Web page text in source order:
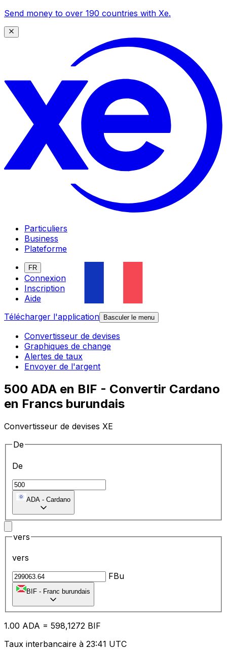
Send money to over 190 countries with Xe.
Particuliers
Business
Plateforme
FR
Connexion
Inscription
Aide
Télécharger l'application
Basculer le menu
Convertisseur de devises
Graphiques de change
Alertes de taux
Envoyer de l'argent
500 ADA en BIF - Convertir Cardano
en Francs burundais
Convertisseur de devises XE
De
De
ADA - Cardano
vers
vers
FBu
BIF - Franc burundais
1.00 ADA = 598,1272 BIF
Taux interbancaire à 23:41 UTC